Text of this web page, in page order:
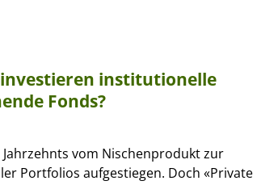
investieren institutionelle
Fonds?
vom Nischenprodukt zur
Portfolios aufgestiegen. Doch «Private